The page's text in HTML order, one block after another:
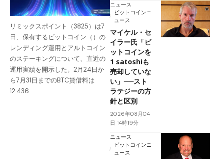
リミックスポイント（3825）は7
日、保有するビットコイン（）の
レンディング運用とアルトコイン
のステーキングについて、直近の
運用実績を開示した。2月24日か
ら7月31日までのBTC貸借料は
12.436…
ニュース
ビットコインニ
ュース
マイケル・セ
イラー氏「ビ
ットコインを
1 satoshiも
売却していな
い」──スト
ラテジーの方
針と区別
2026年08月04
日 14時19分
ニュース
ビットコインニ
ュース